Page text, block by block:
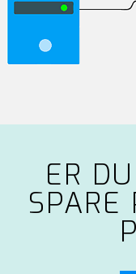
ER
SPARE